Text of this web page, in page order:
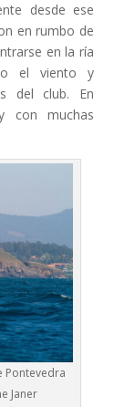
desde ese
en rumbo de
en la ría
el viento y
del club. En
con muchas
Pontevedra
Janer